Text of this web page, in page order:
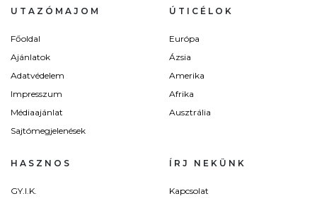
UTAZÓMAJOM
Főoldal
Ajánlatok
Adatvédelem
Impresszum
Médiaajánlat
Sajtómegjelenések
ÚTICÉLOK
Európa
Ázsia
Amerika
Afrika
Ausztrália
HASZNOS
GY.I.K.
ÍRJ NEKÜNK
Kapcsolat